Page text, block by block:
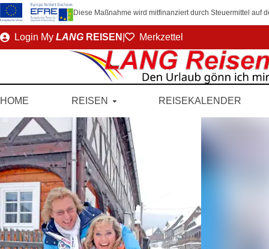
Diese Maßnahme wird mitfinanziert durch Steuermittel auf
DirektLogin My LANG REISEN Merkzettel
HOME REISEN REISEKALENDER